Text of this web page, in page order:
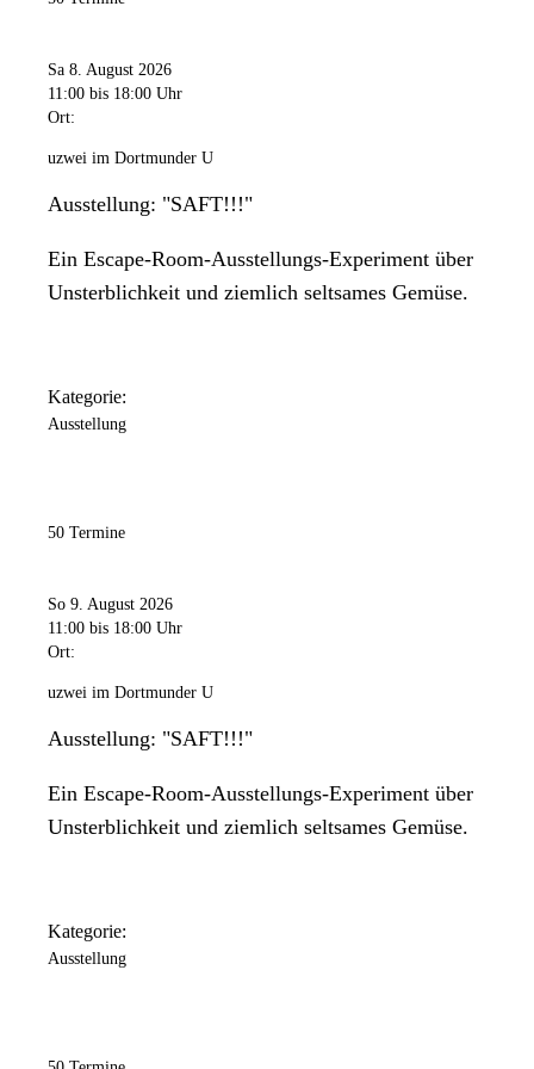
Samstag
11:00 Uhr
Sonntag
Sa 8. August 2026
11:00 bis 18:00 Uhr
Ort:
uzwei im Dortmunder U
Ausstellung: "SAFT!!!"
Ein Escape-Room-Ausstellungs-Experiment über
Unsterblichkeit und ziemlich seltsames Gemüse.
Kategorie:
Ausstellung
50 Termine
So 9. August 2026
11:00 bis 18:00 Uhr
Ort:
uzwei im Dortmunder U
Ausstellung: "SAFT!!!"
Ein Escape-Room-Ausstellungs-Experiment über
Unsterblichkeit und ziemlich seltsames Gemüse.
Kategorie:
Ausstellung